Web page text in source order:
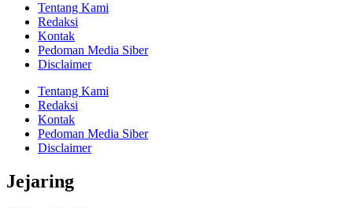
Tentang Kami
Redaksi
Kontak
Pedoman Media Siber
Disclaimer
Tentang Kami
Redaksi
Kontak
Pedoman Media Siber
Disclaimer
Jejaring